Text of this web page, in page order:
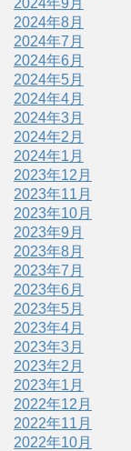
2024年9月
2024年8月
2024年7月
2024年6月
2024年5月
2024年4月
2024年3月
2024年2月
2024年1月
2023年12月
2023年11月
2023年10月
2023年9月
2023年8月
2023年7月
2023年6月
2023年5月
2023年4月
2023年3月
2023年2月
2023年1月
2022年12月
2022年11月
2022年10月